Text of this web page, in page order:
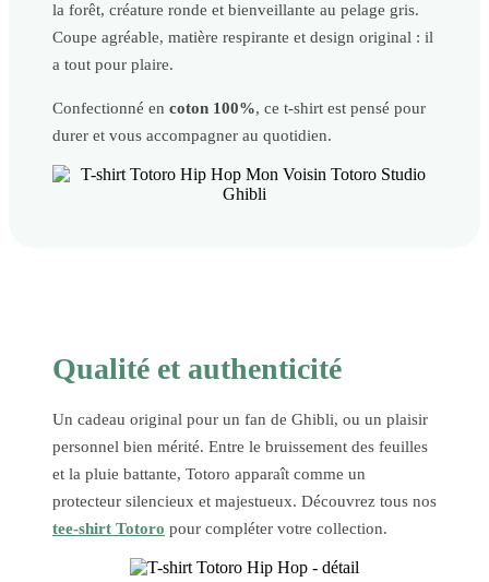
la forêt, créature ronde et bienveillante au pelage gris.
Coupe agréable, matière respirante et design original : il
a tout pour plaire.
Confectionné en coton 100%, ce t-shirt est pensé pour
durer et vous accompagner au quotidien.
Qualité et authenticité
Un cadeau original pour un fan de Ghibli, ou un plaisir
personnel bien mérité. Entre le bruissement des feuilles
et la pluie battante, Totoro apparaît comme un
protecteur silencieux et majestueux. Découvrez tous nos
tee-shirt Totoro pour compléter votre collection.